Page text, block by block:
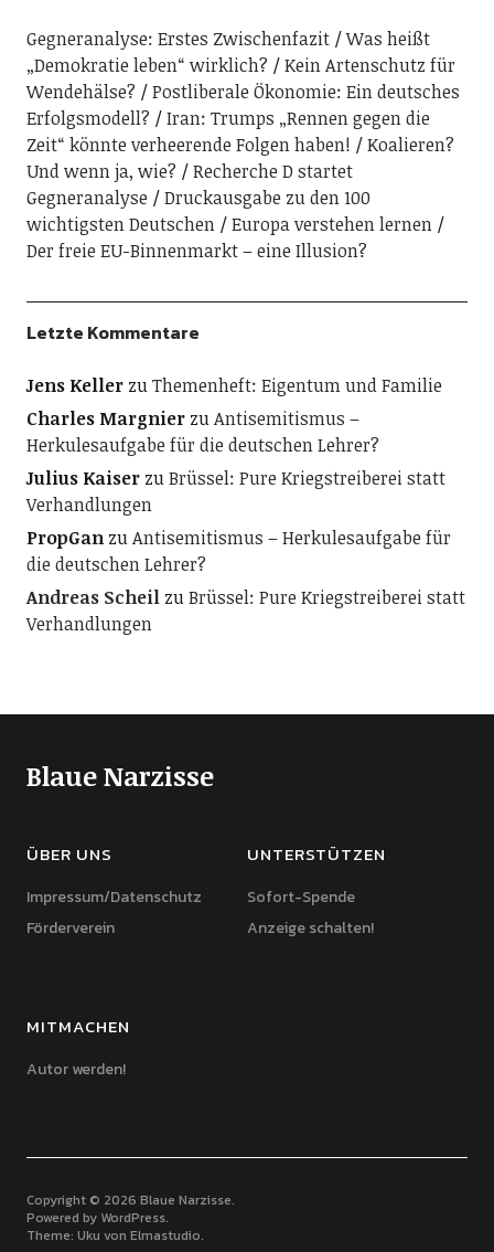
Gegneranalyse: Erstes Zwischenfazit
Was heißt
„Demokratie leben“ wirklich?
Kein Artenschutz für
Wendehälse?
Postliberale Ökonomie: Ein deutsches
Erfolgsmodell?
Iran: Trumps „Rennen gegen die
Zeit“ könnte verheerende Folgen haben!
Koalieren?
Und wenn ja, wie?
Recherche D startet
Gegneranalyse
Druckausgabe zu den 100
wichtigsten Deutschen
Europa verstehen lernen
Der freie EU-Binnenmarkt – eine Illusion?
Letzte Kommentare
Jens KellerzuThemenheft: Eigentum und Familie
Charles MargnierzuAntisemitismus –
Herkulesaufgabe für die deutschen Lehrer?
Julius KaiserzuBrüssel: Pure Kriegstreiberei statt
Verhandlungen
PropGanzuAntisemitismus – Herkulesaufgabe für
die deutschen Lehrer?
Andreas ScheilzuBrüssel: Pure Kriegstreiberei statt
Verhandlungen
Blaue Narzisse
ÜBER UNS
Impressum/Datenschutz
Förderverein
UNTERSTÜTZEN
Sofort-Spende
Anzeige schalten!
MITMACHEN
Autor werden!
Copyright © 2026 Blaue Narzisse
Powered by WordPress
Theme: Uku von Elmastudio